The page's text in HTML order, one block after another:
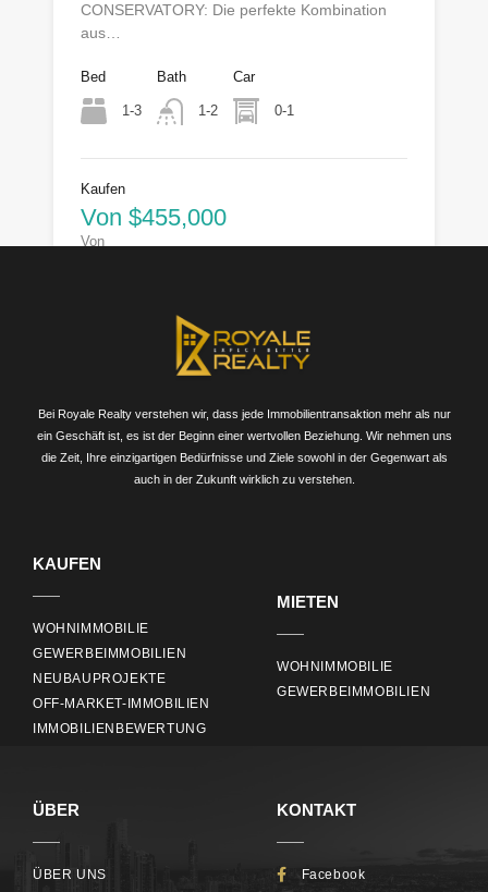
CONSERVATORY: Die perfekte Kombination
aus…
Bed
1-3
Bath
1-2
Car
0-1
Kaufen
Von $455,000
Von
2 3
Find Your Home
Min Beds
Min Baths
Min Price
Bei Royale Realty verstehen wir, dass jede Immobilientransaktion mehr als nur
ein Geschäft ist, es ist der Beginn einer wertvollen Beziehung. Wir nehmen uns
die Zeit, Ihre einzigartigen Bedürfnisse und Ziele sowohl in der Gegenwart als
auch in der Zukunft wirklich zu verstehen.
KAUFEN
WOHNIMMOBILIE
GEWERBEIMMOBILIEN
NEUBAUPROJEKTE
OFF-MARKET-IMMOBILIEN
IMMOBILIENBEWERTUNG
MIETEN
WOHNIMMOBILIE
GEWERBEIMMOBILIEN
ÜBER
ÜBER UNS
KONTAKT
Facebook